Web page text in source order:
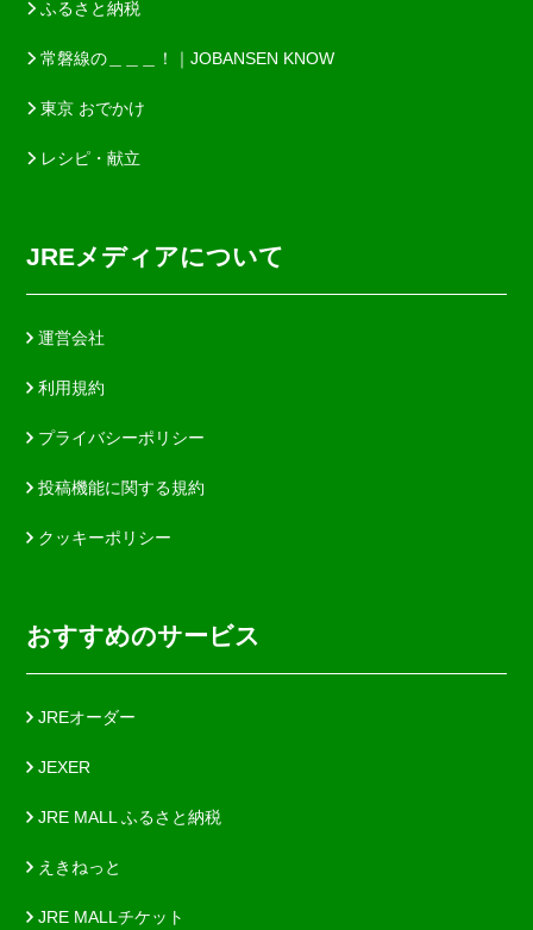
ふるさと納税
常磐線の＿＿＿！｜JOBANSEN KNOW
東京 おでかけ
レシピ・献立
JREメディアについて
運営会社
利用規約
プライバシーポリシー
投稿機能に関する規約
クッキーポリシー
おすすめのサービス
JREオーダー
JEXER
JRE MALL ふるさと納税
えきねっと
JRE MALLチケット